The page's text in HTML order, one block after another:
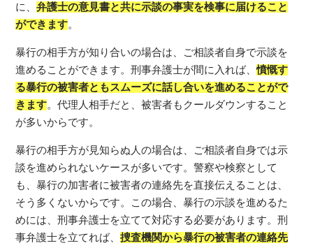
に、弁護士の意見書と共に示談の事実を検事に届けること
ができます。
暴行の相手方が知り合いの場合は、ご相談者自身で示談を
進めることができます。刑事弁護士が間に入れば、憤慨す
る暴行の被害者ともスムーズに話し合いを進めることがで
きます。代理人相手だと、被害者もクールダウンすること
が多いからです。
暴行の相手方が見知らぬ人の場合は、ご相談者自身では示
談を進められないケースが多いです。警察や検察として
も、暴行の加害者に被害者の連絡先を直接伝えることは、
そう多くないからです。この場合、暴行の示談を進めるた
めには、刑事弁護士を立てて対応する必要があります。刑
事弁護士を立てれば、捜査機関から暴行の被害者の連絡先